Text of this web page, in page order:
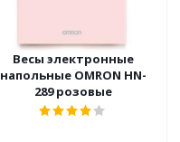
Весы электронные
напольные OMRON HN-
289 розовые